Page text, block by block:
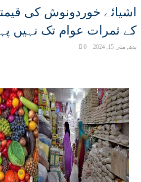
اشیائے خوردونوش کی
کے ثمرات عوام تک نہیں
بدھ, مئی 15, 2024 0